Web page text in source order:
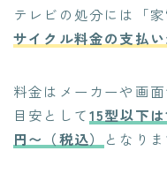
テレビの処分には「
サイクル料金の支払
料金はメーカーや画
目安として15型以下
円〜（税込）
となりま